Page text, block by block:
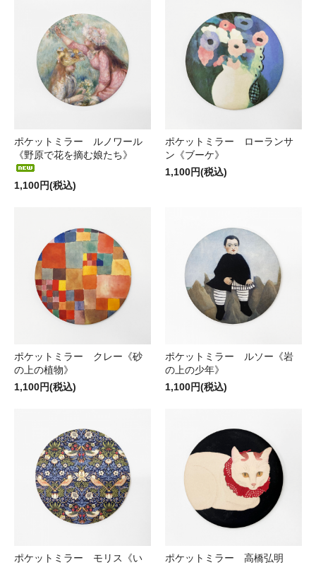
ポケットミラー ルノワール
《野原で花を摘む娘たち》
1,100円(税込)
ポケットミラー ローランサ
ン《ブーケ》
1,100円(税込)
ポケットミラー クレー《砂
の上の植物》
1,100円(税込)
ポケットミラー ルソー《岩
の上の少年》
1,100円(税込)
ポケットミラー モリス《い
ポケットミラー 高橋弘明